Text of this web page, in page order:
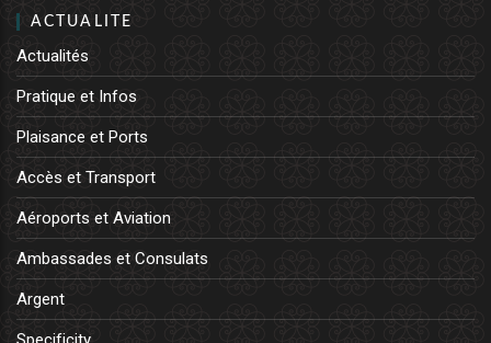
ACTUALITE
Actualités
Pratique et Infos
Plaisance et Ports
Accès et Transport
Aéroports et Aviation
Ambassades et Consulats
Argent